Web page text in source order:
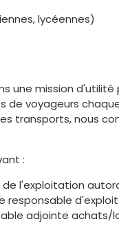
lycéennes)
une mission
de voyageurs
transports, nous
:
l'exploitation
responsable
adjointe achats/